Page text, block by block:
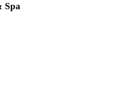
Spa